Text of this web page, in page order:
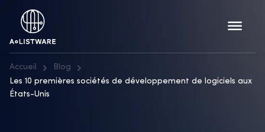
Accueil
Blog
Les 10 premières sociétés de développement de logiciels aux
États-Unis